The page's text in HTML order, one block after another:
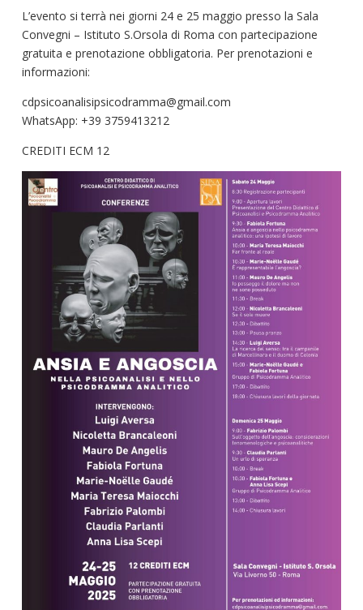
L’evento si terrà nei giorni 24 e 25 maggio presso la Sala
Convegni – Istituto S.Orsola di Roma con partecipazione
gratuita e prenotazione obbligatoria. Per prenotazioni e
informazioni:
cdpsicoanalisipsicodramma@gmail.com
WhatsApp: +39 3759413212
CREDITI ECM 12